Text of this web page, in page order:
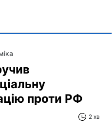
проти РФ
2 хв